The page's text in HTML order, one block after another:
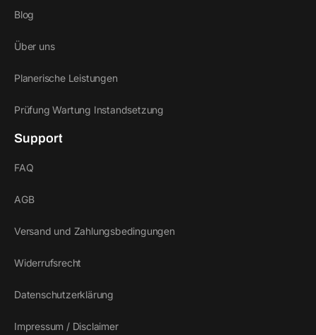
Blog
Über uns
Planerische Leistungen
Prüfung Wartung Instandsetzung
Support
FAQ
AGB
Versand und Zahlungsbedingungen
Widerrufsrecht
Datenschutzerklärung
Impressum / Disclaimer